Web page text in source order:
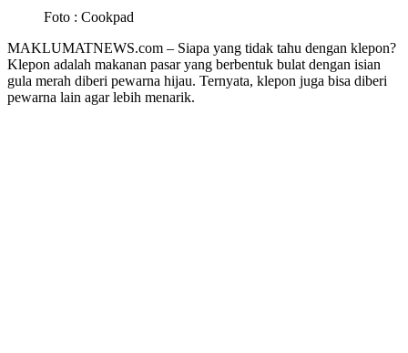
Foto : Cookpad
MAKLUMATNEWS.com – Siapa yang tidak tahu dengan klepon?
Klepon adalah makanan pasar yang berbentuk bulat dengan isian
gula merah diberi pewarna hijau. Ternyata, klepon juga bisa diberi
pewarna lain agar lebih menarik.